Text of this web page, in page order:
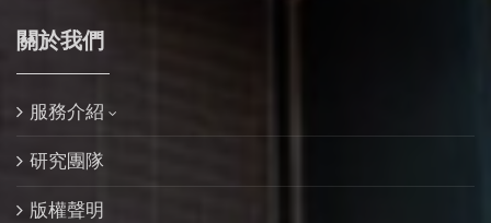
關於我們
服務介紹
研究團隊
版權聲明